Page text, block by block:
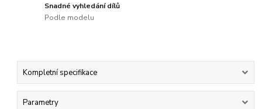
Snadné vyhledání dílů
Podle modelu
Kompletní specifikace
Parametry